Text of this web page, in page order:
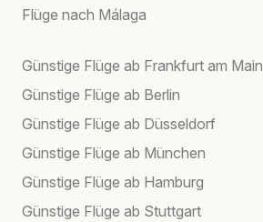
Flüge nach Málaga
Günstige Flüge ab Frankfurt am Main
Günstige Flüge ab Berlin
Günstige Flüge ab Düsseldorf
Günstige Flüge ab München
Günstige Flüge ab Hamburg
Günstige Flüge ab Stuttgart